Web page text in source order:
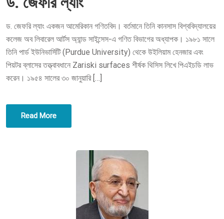
D
O
N
ড. জেফরি ল্যাং একজন আমেরিকান গণিতবিদ। বর্তমানে তিনি কানসাস বিশ্ববিদ্যালয়ের
কলেজ অব লিবারেল আর্টস অ্যান্ড সাইন্সেস-এ গণিত বিভাগের অধ্যাপক। ১৯৮১ সালে
তিনি পার্ড ইউনিভার্সিটি (Purdue University) থেকে উইলিয়াম হেনজার এবং
পিয়টর ব্লাসের তত্ত্বাবধানে Zariski surfaces শীর্ষক থিসিস লিখে পিএইচডি লাভ
করেন। ১৯৫৪ সালের ৩০ জানুয়ারি […]
Read More